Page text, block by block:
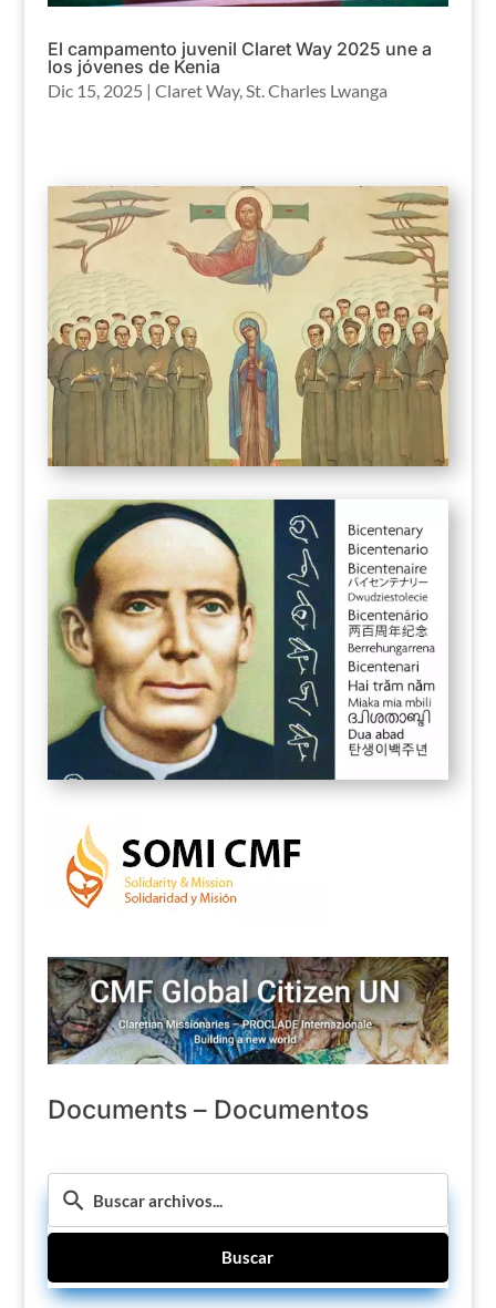
El campamento juvenil Claret Way 2025 une a
los jóvenes de Kenia
Dic 15, 2025 | Claret Way,St. Charles Lwanga
Documents – Documentos
Buscar